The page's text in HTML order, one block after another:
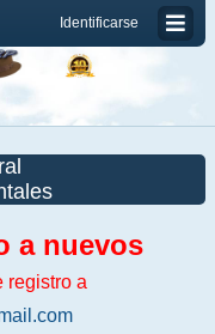
Identificarse
a nuevos
registro a